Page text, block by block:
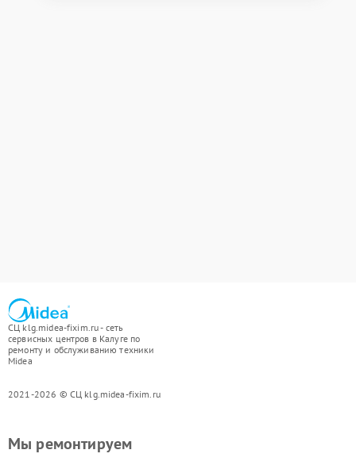
СЦ klg.midea-fixim.ru - сеть
сервисных центров в Калуге по
ремонту и обслуживанию техники
Midea
2021-2026 © СЦ klg.midea-fixim.ru
Мы ремонтируем